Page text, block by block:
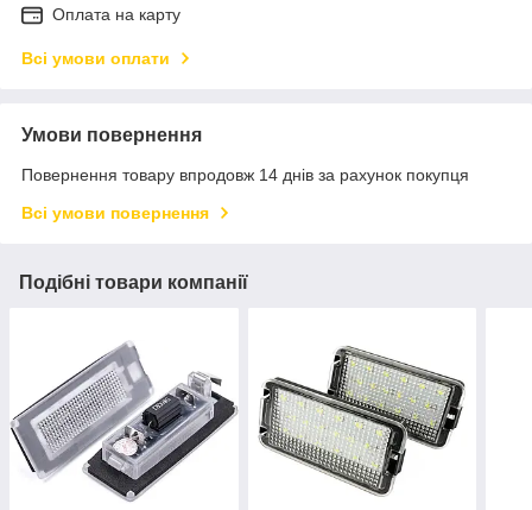
Оплата на карту
Всі умови оплати
Умови повернення
Повернення товару впродовж 14 днів за рахунок покупця
Всі умови повернення
Подібні товари компанії